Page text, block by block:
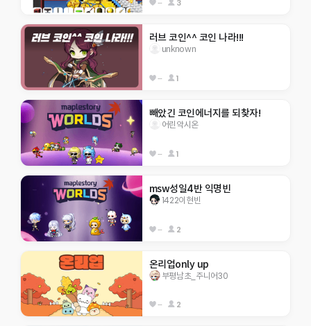
-- 3
러브 코인^^ 코인 나라!!!
unknown
-- 1
빼았긴 코인에너지를 되찾자!
어린악시온
-- 1
msw성일4반 익명빈
1422이현빈
-- 2
온리업only up
부평남초_주니어30
-- 2